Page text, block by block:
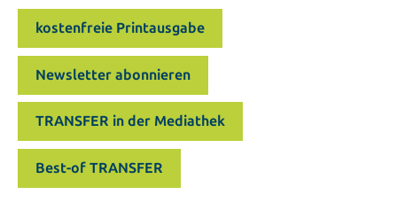
kostenfreie Printausgabe
Newsletter abonnieren
TRANSFER in der Mediathek
Best-of TRANSFER